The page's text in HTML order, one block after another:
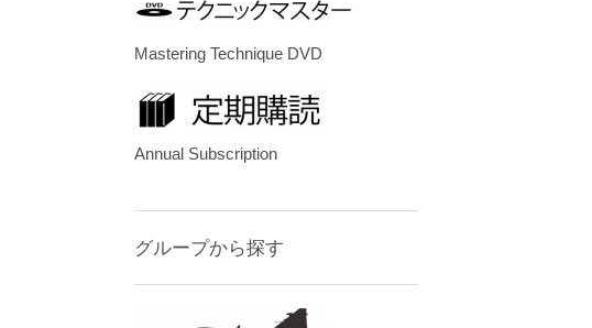
Mastering Technique DVD
Annual Subscription
グループから探す